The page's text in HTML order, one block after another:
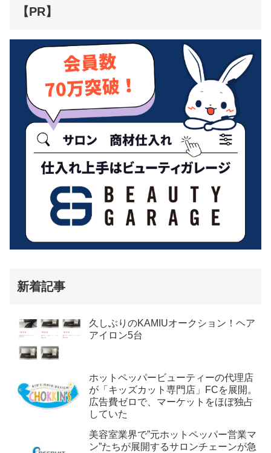
【PR】
新着記事
久しぶりのKAMIUオークション！ヘア
アイロン5台
ホットペッパービューティーの代理店
が「キッズカット専門店」FCを展開。
広告費ゼロで、マーケットをほぼ独占
していた
美容室業界で”元ホットペッパー営業マ
ン”たちが展開するサロンチェーンが急